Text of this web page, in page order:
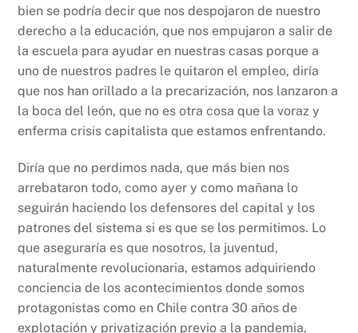
bien se podría decir que nos despojaron de nuestro
derecho a la educación, que nos empujaron a salir de
la escuela para ayudar en nuestras casas porque a
uno de nuestros padres le quitaron el empleo, diría
que nos han orillado a la precarización, nos lanzaron a
la boca del león, que no es otra cosa que la voraz y
enferma crisis capitalista que estamos enfrentando.
Diría que no perdimos nada, que más bien nos
arrebataron todo, como ayer y como mañana lo
seguirán haciendo los defensores del capital y los
patrones del sistema si es que se los permitimos. Lo
que aseguraría es que nosotros, la juventud,
naturalmente revolucionaria, estamos adquiriendo
conciencia de los acontecimientos donde somos
protagonistas como en Chile contra 30 años de
explotación y privatización previo a la pandemia,